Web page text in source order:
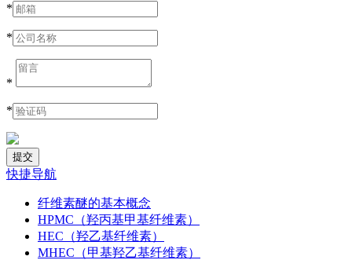
*
*
*
*
快捷导航
纤维素醚的基本概念
HPMC（羟丙基甲基纤维素）
HEC（羟乙基纤维素）
MHEC（甲基羟乙基纤维素）